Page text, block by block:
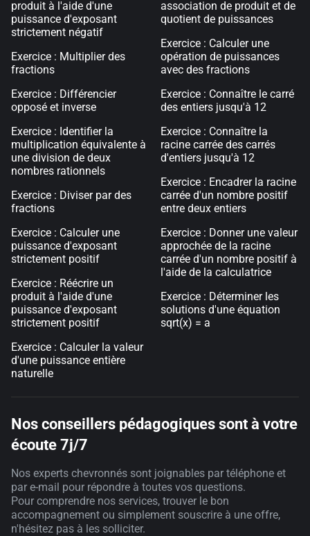
produit à l'aide d'une
puissance d'exposant
strictement négatif
Exercice : Multiplier des
fractions
Exercice : Différencier
opposé et inverse
Exercice : Identifier la
multiplication équivalente à
une division de deux
nombres rationnels
Exercice : Diviser par des
fractions
Exercice : Calculer une
puissance d'exposant
strictement positif
Exercice : Réécrire un
produit à l'aide d'une
puissance d'exposant
strictement positif
Exercice : Calculer la valeur
d'une puissance entière
naturelle
association de produit et de
quotient de puissances
Exercice : Calculer une
opération de puissances
avec des fractions
Exercice : Connaître le carré
des entiers jusqu'à 12
Exercice : Connaître la
racine carrée des carrés
d'entiers jusqu'à 12
Exercice : Encadrer la racine
carrée d'un nombre positif
entre deux entiers
Exercice : Donner une valeur
approchée de la racine
carrée d'un nombre positif à
l'aide de la calculatrice
Exercice : Déterminer les
solutions d'une équation
sqrt(x) = a
Nos conseillers pédagogiques sont à votre
écoute 7j/7
Nos experts chevronnés sont joignables par téléphone et
par e-mail pour répondre à toutes vos questions.
Pour comprendre nos services, trouver le bon
accompagnement ou simplement souscrire à une offre,
n'hésitez pas à les solliciter.